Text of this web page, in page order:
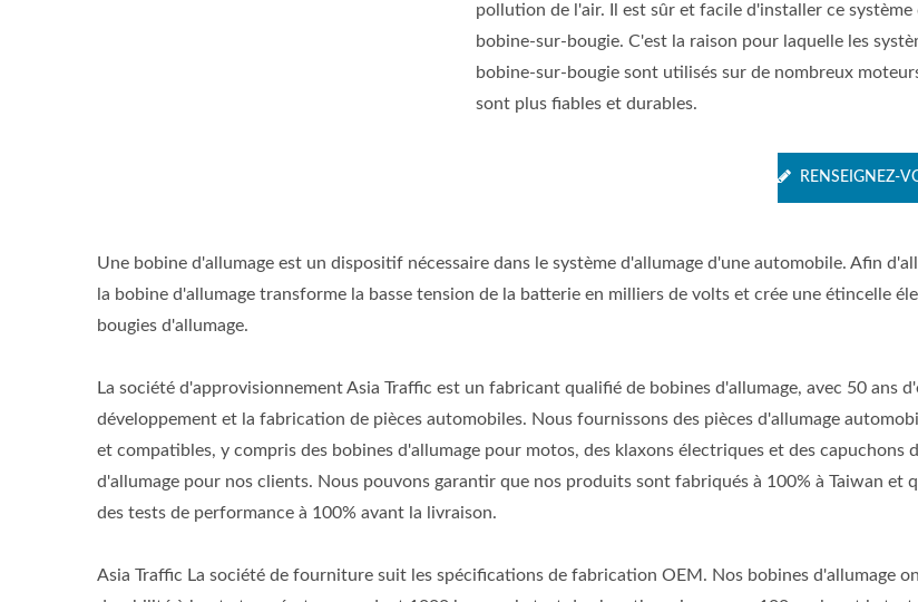
pollution de l'air. Il est sûr et facile d'installer ce système
bobine-sur-bougie. C'est la raison pour laquelle les
bobine-sur-bougie sont utilisés sur de nombreux
sont plus fiables et durables.
RENSEIGNEZ-
Une bobine d'allumage est un dispositif nécessaire dans le système d'allumage d'une automobile. Afin
la bobine d'allumage transforme la basse tension de la batterie en milliers de volts et crée une étincelle
bougies d'allumage.
La société d'approvisionnement Asia Traffic est un fabricant qualifié de bobines d'allumage, avec 50 ans
développement et la fabrication de pièces automobiles. Nous fournissons des pièces d'allumage
et compatibles, y compris des bobines d'allumage pour motos, des klaxons électriques et des capuchons
d'allumage pour nos clients. Nous pouvons garantir que nos produits sont fabriqués à 100% à Taiwan et
des tests de performance à 100% avant la livraison.
Asia Traffic La société de fourniture suit les spécifications de fabrication OEM. Nos bobines d'allumage